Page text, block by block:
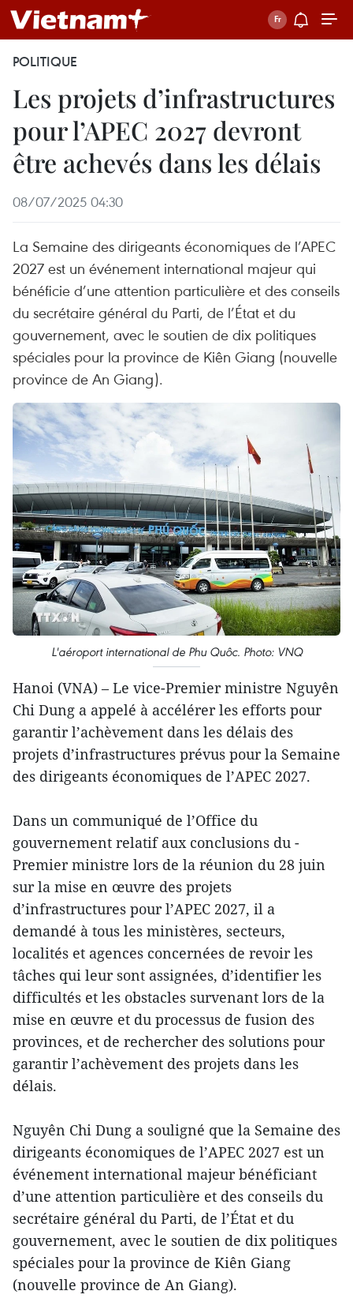
POLITIQUE
Les projets d’infrastructures
pour l’APEC 2027 devront
être achevés dans les délais
08/07/2025 04:30
La Semaine des dirigeants économiques de l’APEC
2027 est un événement international majeur qui
bénéficie d’une attention particulière et des conseils
du secrétaire général du Parti, de l’État et du
gouvernement, avec le soutien de dix politiques
spéciales pour la province de Kiên Giang (nouvelle
province de An Giang).
L'aéroport international de Phu Quôc. Photo: VNQ
Hanoi (VNA) – Le vice-Premier ministre Nguyên
Chi Dung a appelé à accélérer les efforts pour
garantir l’achèvement dans les délais des
projets d’infrastructures prévus pour la Semaine
des dirigeants économiques de l’APEC 2027.
Dans un communiqué de l’Office du
gouvernement relatif aux conclusions du -
Premier ministre lors de la réunion du 28 juin
sur la mise en œuvre des projets
d’infrastructures pour l’APEC 2027, il a
demandé à tous les ministères, secteurs,
localités et agences concernées de revoir les
tâches qui leur sont assignées, d’identifier les
difficultés et les obstacles survenant lors de la
mise en œuvre et du processus de fusion des
provinces, et de rechercher des solutions pour
garantir l’achèvement des projets dans les
délais.
Nguyên Chi Dung a souligné que la Semaine des
dirigeants économiques de l’APEC 2027 est un
événement international majeur bénéficiant
d’une attention particulière et des conseils du
secrétaire général du Parti, de l’État et du
gouvernement, avec le soutien de dix politiques
spéciales pour la province de Kiên Giang
(nouvelle province de An Giang).